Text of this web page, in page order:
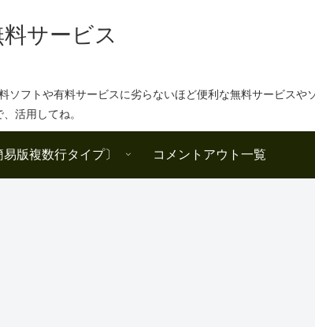
サービス
フトや有料サービスに劣らないほど便利な無料サービスや
活用してね。
版複数行タイプ〕 コメントアウト一覧